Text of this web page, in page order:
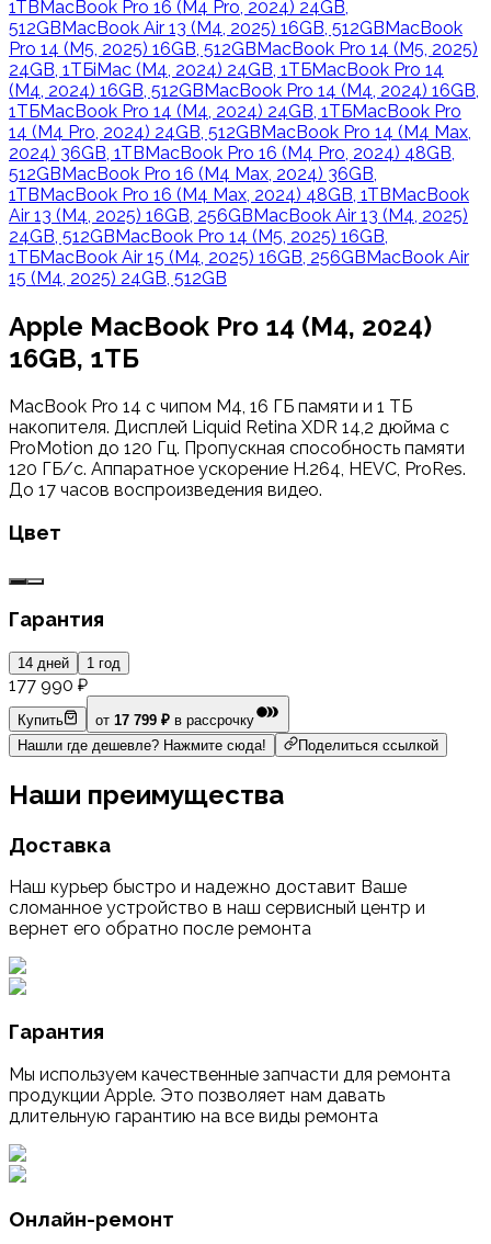
1TBMacBook Pro 16 (M4 Pro, 2024) 24GB,
512GBMacBook Air 13 (M4, 2025) 16GB, 512GBMacBook
Pro 14 (M5, 2025) 16GB, 512GBMacBook Pro 14 (M5, 2025)
24GB, 1ТБiMac (M4, 2024) 24GB, 1ТБMacBook Pro 14
(M4, 2024) 16GB, 512GBMacBook Pro 14 (M4, 2024) 16GB,
1ТБMacBook Pro 14 (M4, 2024) 24GB, 1ТБMacBook Pro
14 (M4 Pro, 2024) 24GB, 512GBMacBook Pro 14 (M4 Max,
2024) 36GB, 1TBMacBook Pro 16 (M4 Pro, 2024) 48GB,
512GBMacBook Pro 16 (M4 Max, 2024) 36GB,
1TBMacBook Pro 16 (M4 Max, 2024) 48GB, 1TBMacBook
Air 13 (M4, 2025) 16GB, 256GBMacBook Air 13 (M4, 2025)
24GB, 512GBMacBook Pro 14 (M5, 2025) 16GB,
1ТБMacBook Air 15 (M4, 2025) 16GB, 256GBMacBook Air
15 (M4, 2025) 24GB, 512GB
Apple MacBook Pro 14 (M4, 2024)
16GB, 1ТБ
MacBook Pro 14 с чипом M4, 16 ГБ памяти и 1 ТБ
накопителя. Дисплей Liquid Retina XDR 14,2 дюйма с
ProMotion до 120 Гц. Пропускная способность памяти
120 ГБ/с. Аппаратное ускорение H.264, HEVC, ProRes.
До 17 часов воспроизведения видео.
Цвет
Гарантия
14 дней 1 год
177 990 ₽
Купить от17 799 ₽ в рассрочку
Нашли где дешевле? Нажмите сюда!
Поделиться ссылкой
Наши преимущества
Доставка
Наш курьер быстро и надежно доставит Ваше
сломанное устройство в наш сервисный центр и
вернет его обратно после ремонта
Гарантия
Мы используем качественные запчасти для ремонта
продукции Apple. Это позволяет нам давать
длительную гарантию на все виды ремонта
Онлайн-ремонт